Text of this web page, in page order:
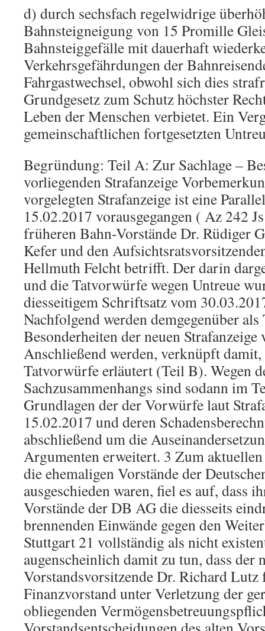
d) durch sechsfach regelwidrige
Bahnsteigneigung von 15 Promille
Bahnsteiggefälle mit dauerhaft
Verkehrsgefährdungen der
Fahrgastwechsel, obwohl sich dies
Grundgesetz zum Schutz höchster
Leben der Menschen verbietet. Ein
gemeinschaftlichen fortgesetzten
Begründung: Teil A: Zur Sachlage –
vorliegenden Strafanzeige
vorgelegten Strafanzeige ist eine
15.02.2017 vorausgegangen ( Az 242
früheren Bahn-Vorstände Dr. Rüdiger
Kefer und den
Hellmuth Felcht betrifft. Der darin
und die Tatvorwürfe wegen Untreue
diesseitigem Schriftsatz vom
Nachfolgend werden demgegenüber
Besonderheiten der neuen Strafanzeige
Anschließend werden, verknüpft
Tatvorwürfe erläutert (Teil B). Wegen
Sachzusammenhangs sind sodann im
Grundlagen der der Vorwürfe laut
15.02.2017 und deren
abschließend um die
Argumenten erweitert. 3 Zum aktuellen
die ehemaligen Vorstände der
ausgeschieden waren, fiel es auf, dass
Vorstände der DB AG die diesseits
brennenden Einwände gegen den
Stuttgart 21 vollständig als nicht
augenscheinlich damit zu tun, dass der
Vorstandsvorsitzende Dr. Richard Lutz
Finanzvorstand unter Verletzung der
obliegenden